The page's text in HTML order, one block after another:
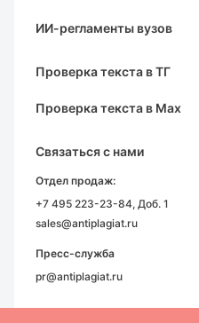
ИИ-регламенты вузов
Проверка текста в ТГ
Проверка текста в Max
Связаться с нами
Отдел продаж:
+7 495 223-23-84, Доб. 1
sales@antiplagiat.ru
Пресс-служба
pr@antiplagiat.ru